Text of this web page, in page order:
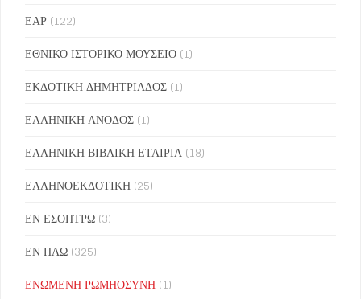
ΕΑΡ (122)
ΕΘΝΙΚΟ ΙΣΤΟΡΙΚΟ ΜΟΥΣΕΙΟ (1)
ΕΚΔΟΤΙΚΗ ΔΗΜΗΤΡΙΑΔΟΣ (1)
ΕΛΛΗΝΙΚΗ ΑΝΟΔΟΣ (1)
ΕΛΛΗΝΙΚΗ ΒΙΒΛΙΚΗ ΕΤΑΙΡΙΑ (18)
ΕΛΛΗΝΟΕΚΔΟΤΙΚΗ (25)
ΕΝ ΕΣΟΠΤΡΩ (3)
ΕΝ ΠΛΩ (325)
ΕΝΩΜΕΝΗ ΡΩΜΗΟΣΥΝΗ (1)